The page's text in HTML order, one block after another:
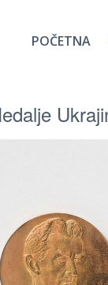
POČETNA